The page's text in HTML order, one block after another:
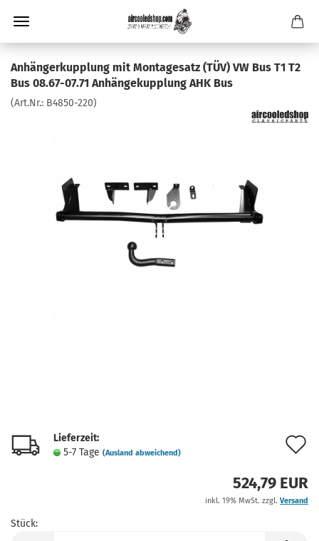
Anhängerkupplung mit Montagesatz (TÜV) VW Bus T1 T2
Bus 08.67-07.71 Anhängekupplung AHK Bus
(Art.Nr.: B4850-220)
Lieferzeit:
5-7 Tage (Ausland abweichend)
524,79 EUR
inkl. 19% MwSt. zzgl. Versand
Stück: